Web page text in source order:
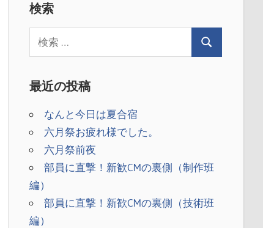
検索
最近の投稿
なんと今日は夏合宿
六月祭お疲れ様でした。
六月祭前夜
部員に直撃！新歓CMの裏側（制作班
編）
部員に直撃！新歓CMの裏側（技術班
編）